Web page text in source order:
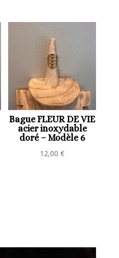
Bague FLEUR DE VIE
acier inoxydable
doré – Modèle 6
12,00€